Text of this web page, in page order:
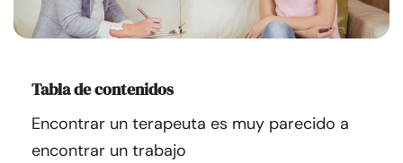
Cursos
Recursos
Comunidad
Tabla de contenidos
Encontrar un terapeuta es muy parecido a
encontrar un trabajo